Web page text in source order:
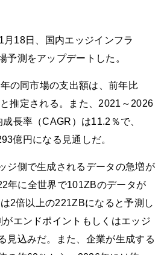
月18日、国内エッジインフラ
予測をアップデートした。
の同市場の支出額は、前年比
推定される。また、2021～2026
長率（CAGR）は11.2％で、
億円になる見通しだ。
ジ側で生成されるデータの急増が
年に全世界で101ZBのデータが
2倍以上の221ZBになると予測し
エンドポイントもしくはエッジ
見込みだ。また、企業が生成する